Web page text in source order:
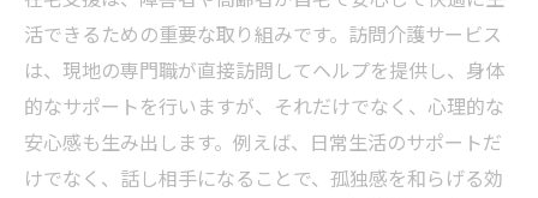
活できるための重要な取り組みです。訪問介護サービス
は、現地の専門職が直接訪問してヘルプを提供し、身体
的なサポートを行いますが、それだけでなく、心理的な
安心感も生み出します。例えば、日常生活のサポートだ
けでなく、話し相手になることで、孤独感を和らげる効